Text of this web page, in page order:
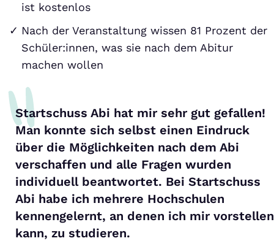
ist kostenlos
Nach der Veranstaltung wissen 81 Prozent der
Schüler:innen, was sie nach dem Abitur
machen wollen
Startschuss Abi hat mir sehr gut gefallen!
Man konnte sich selbst einen Eindruck
über die Möglichkeiten nach dem Abi
verschaffen und alle Fragen wurden
individuell beantwortet. Bei Startschuss
Abi habe ich mehrere Hochschulen
kennengelernt, an denen ich mir vorstellen
kann, zu studieren.